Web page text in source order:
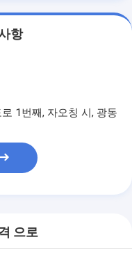
항
1번째, 자오칭 시, 광동
으로